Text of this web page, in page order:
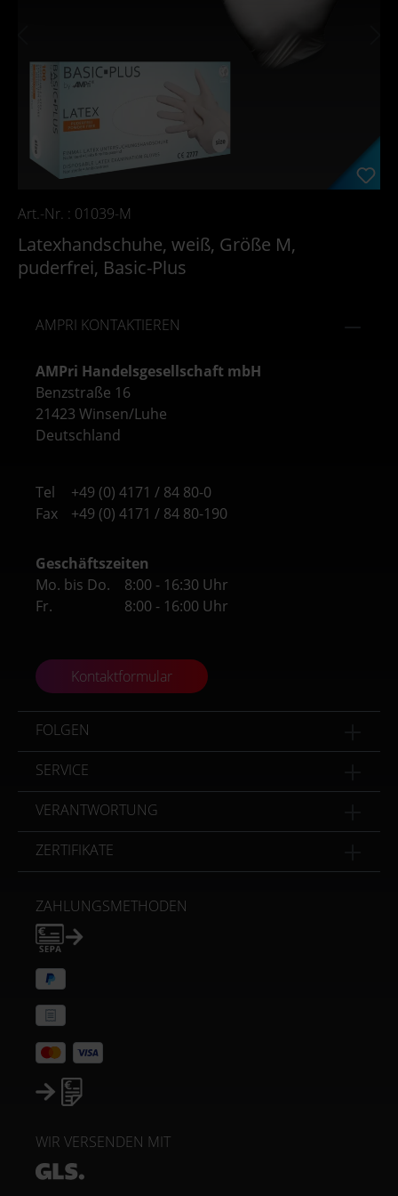
Art.-Nr. : 01039-M
Latexhandschuhe, weiß, Größe M,
puderfrei, Basic-Plus
AMPRI KONTAKTIEREN
AMPri Handelsgesellschaft mbH
Benzstraße 16
21423 Winsen/Luhe
Deutschland
Tel
+49 (0) 4171 / 84 80-0
Fax
+49 (0) 4171 / 84 80-190
Geschäftszeiten
Mo. bis Do.
8:00 - 16:30 Uhr
Fr.
8:00 - 16:00 Uhr
Kontaktformular
FOLGEN
SERVICE
VERANTWORTUNG
ZERTIFIKATE
ZAHLUNGSMETHODEN
WIR VERSENDEN MIT